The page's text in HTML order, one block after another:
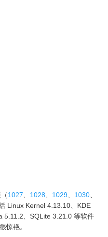
1027、 1028、 1029、 1030、
Linux Kernel 4.13.10、KDE
5.11.2、SQLite 3.21.0 等软件
惊艳。